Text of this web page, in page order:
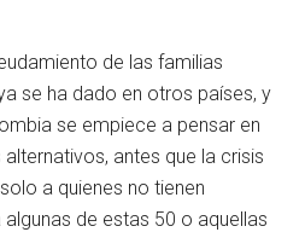
de las familias
se ha dado en otros países, y
se empiece a pensar en
antes que la crisis
a quienes no tienen
de estas 50 o aquellas